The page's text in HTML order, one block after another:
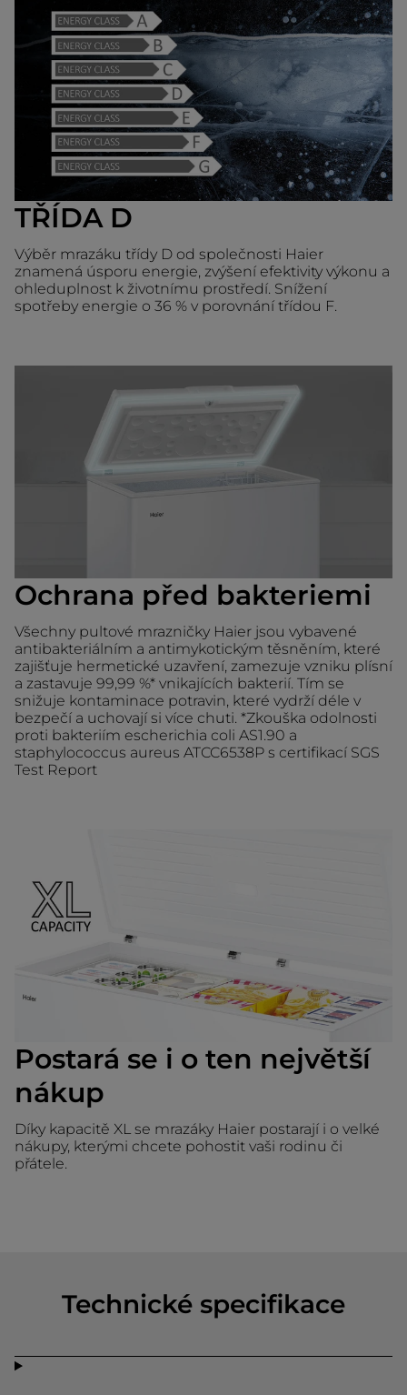
TŘÍDA D
Výběr mrazáku třídy D od společnosti Haier
znamená úsporu energie, zvýšení efektivity výkonu a
ohleduplnost k životnímu prostředí. Snížení
spotřeby energie o 36 % v porovnání třídou F.
Ochrana před bakteriemi
Všechny pultové mrazničky Haier jsou vybavené
antibakteriálním a antimykotickým těsněním, které
zajišťuje hermetické uzavření, zamezuje vzniku plísní
a zastavuje 99,99 %* vnikajících bakterií. Tím se
snižuje kontaminace potravin, které vydrží déle v
bezpečí a uchovají si více chuti. *Zkouška odolnosti
proti bakteriím escherichia coli AS1.90 a
staphylococcus aureus ATCC6538P s certifikací SGS
Test Report
Postará se i o ten největší
nákup
Díky kapacitě XL se mrazáky Haier postarají i o velké
nákupy, kterými chcete pohostit vaši rodinu či
přátele.
Technické specifikace